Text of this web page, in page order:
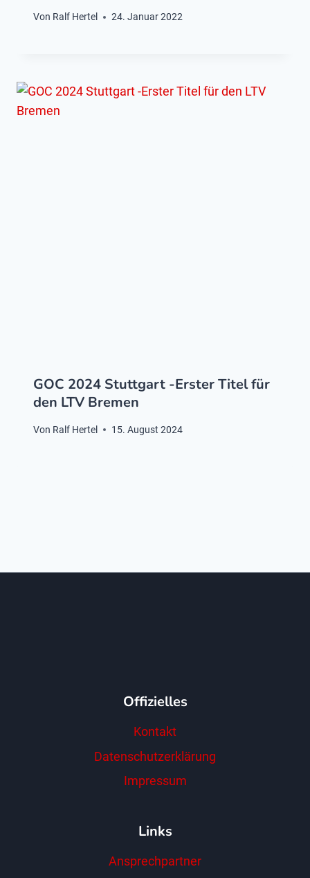
Von Ralf Hertel 24. Januar 2022
GOC 2024 Stuttgart -Erster Titel für
den LTV Bremen
Von Ralf Hertel 15. August 2024
Offizielles
Kontakt
Datenschutzerklärung
Impressum
Links
Ansprechpartner